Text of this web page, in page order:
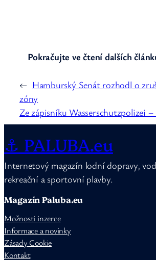
Pokračujte ve čtení dalších
← Hamburský Senát rozhodl o
zóny
Ze zápisníku Wasserschutzpolizei
⚓ PALUBA.eu
Internetový magazín lodní dopravy,
rekreační a sportovní plavby.
Magazín Paluba.eu
Možnosti inzerce
Informace a novinky
Zásady Cookie
Kontakt